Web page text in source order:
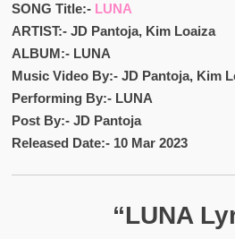
SONG Title:- LUNA
ARTIST:- JD Pantoja, Kim Loaiza
ALBUM:- LUNA
Music Video By:- JD Pantoja, Kim
Performing By:- LUNA
Post By:- JD Pantoja
Released Date:- 10 Mar 2023
“LUNA